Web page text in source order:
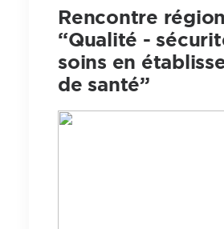
Rencontre
“Qualité -
soins en
de santé”